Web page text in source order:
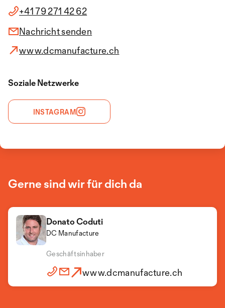
+41 79 271 42 62
Nachricht senden
www.dcmanufacture.ch
Soziale Netzwerke
INSTAGRAM
Gerne sind wir für dich da
Donato Coduti
DC Manufacture
Geschäftsinhaber
www.dcmanufacture.ch